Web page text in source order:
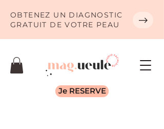
OBTENEZ UN DIAGNOSTIC
GRATUIT DE VOTRE PEAU
Je RESERVE